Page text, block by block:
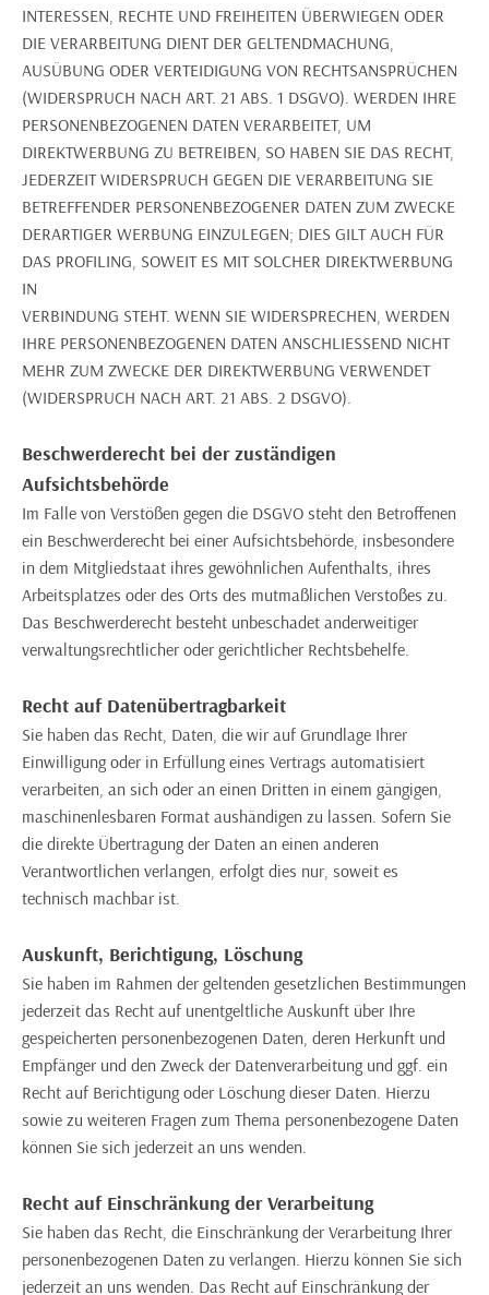
INTERESSEN, RECHTE UND FREIHEITEN ÜBERWIEGEN ODER
DIE VERARBEITUNG DIENT DER GELTENDMACHUNG,
AUSÜBUNG ODER VERTEIDIGUNG VON RECHTSANSPRÜCHEN
(WIDERSPRUCH NACH ART. 21 ABS. 1 DSGVO). WERDEN IHRE
PERSONENBEZOGENEN DATEN VERARBEITET, UM
DIREKTWERBUNG ZU BETREIBEN, SO HABEN SIE DAS RECHT,
JEDERZEIT WIDERSPRUCH GEGEN DIE VERARBEITUNG SIE
BETREFFENDER PERSONENBEZOGENER DATEN ZUM ZWECKE
DERARTIGER WERBUNG EINZULEGEN; DIES GILT AUCH FÜR
DAS PROFILING, SOWEIT ES MIT SOLCHER DIREKTWERBUNG
IN
VERBINDUNG STEHT. WENN SIE WIDERSPRECHEN, WERDEN
IHRE PERSONENBEZOGENEN DATEN ANSCHLIESSEND NICHT
MEHR ZUM ZWECKE DER DIREKTWERBUNG VERWENDET
(WIDERSPRUCH NACH ART. 21 ABS. 2 DSGVO).
Beschwerderecht bei der zuständigen
Aufsichtsbehörde
Im Falle von Verstößen gegen die DSGVO steht den Betroffenen
ein Beschwerderecht bei einer Aufsichtsbehörde, insbesondere
in dem Mitgliedstaat ihres gewöhnlichen Aufenthalts, ihres
Arbeitsplatzes oder des Orts des mutmaßlichen Verstoßes zu.
Das Beschwerderecht besteht unbeschadet anderweitiger
verwaltungsrechtlicher oder gerichtlicher Rechtsbehelfe.
Recht auf Datenübertragbarkeit
Sie haben das Recht, Daten, die wir auf Grundlage Ihrer
Einwilligung oder in Erfüllung eines Vertrags automatisiert
verarbeiten, an sich oder an einen Dritten in einem gängigen,
maschinenlesbaren Format aushändigen zu lassen. Sofern Sie
die direkte Übertragung der Daten an einen anderen
Verantwortlichen verlangen, erfolgt dies nur, soweit es
technisch machbar ist.
Auskunft, Berichtigung, Löschung
Sie haben im Rahmen der geltenden gesetzlichen Bestimmungen
jederzeit das Recht auf unentgeltliche Auskunft über Ihre
gespeicherten personenbezogenen Daten, deren Herkunft und
Empfänger und den Zweck der Datenverarbeitung und ggf. ein
Recht auf Berichtigung oder Löschung dieser Daten. Hierzu
sowie zu weiteren Fragen zum Thema personenbezogene Daten
können Sie sich jederzeit an uns wenden.
Recht auf Einschränkung der Verarbeitung
Sie haben das Recht, die Einschränkung der Verarbeitung Ihrer
personenbezogenen Daten zu verlangen. Hierzu können Sie sich
jederzeit an uns wenden. Das Recht auf Einschränkung der